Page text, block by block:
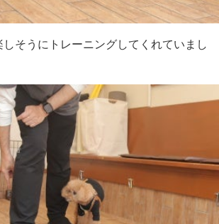
しそうにトレーニングしてくれていまし